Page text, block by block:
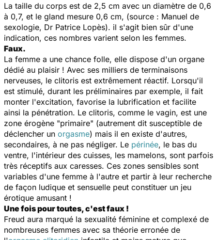
La taille du corps est de 2,5 cm avec un diamètre de 0,6
à 0,7, et le gland mesure 0,6 cm, (source : Manuel de
sexologie, Dr Patrice Lopès). il s'agit bien sûr d'une
indication, ces nombres varient selon les femmes.
Faux.
La femme a une chance folle, elle dispose d'un organe
dédié au plaisir ! Avec ses milliers de terminaisons
nerveuses, le clitoris est extrêmement réactif. Lorsqu'il
est stimulé, durant les préliminaires par exemple, il fait
monter l'excitation, favorise la lubrification et facilite
ainsi la pénétration. Le clitoris, comme le vagin, est une
zone érogène "primaire" (autrement dit susceptible de
déclencher un orgasme) mais il en existe d'autres,
secondaires, à ne pas négliger. Le périnée, le bas du
ventre, l'intérieur des cuisses, les mamelons, sont parfois
très réceptifs aux caresses. Ces zones sensibles sont
variables d'une femme à l'autre et partir à leur recherche
de façon ludique et sensuelle peut constituer un jeu
érotique amusant !
Une fois pour toutes, c'est faux !
Freud aura marqué la sexualité féminine et complexé de
nombreuses femmes avec sa théorie erronée de